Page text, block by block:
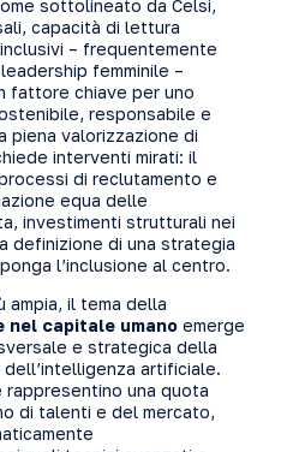
sottolineato da Celsi,
capacità di lettura
– frequentemente
femminile –
fattore chiave per uno
responsabile e
piena valorizzazione di
interventi mirati: il
di reclutamento e
equa delle
investimenti strutturali nei
definizione di una strategia
l’inclusione al centro.
ampia, il tema della
nel capitale umano emerge
e strategica della
artificiale.
una quota
di talenti e del mercato,